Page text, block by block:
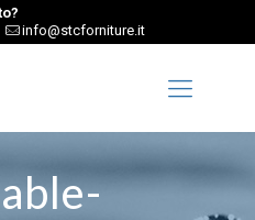
info@stcforniture.it